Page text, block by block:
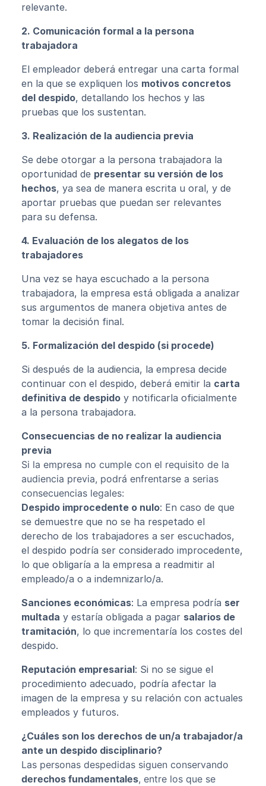
relevante.
2. Comunicación formal a la persona
trabajadora
El empleador deberá entregar una carta formal
en la que se expliquen los motivos concretos
del despido, detallando los hechos y las
pruebas que los sustentan.
3. Realización de la audiencia previa
Se debe otorgar a la persona trabajadora la
oportunidad de presentar su versión de los
hechos, ya sea de manera escrita u oral, y de
aportar pruebas que puedan ser relevantes
para su defensa.
4. Evaluación de los alegatos de los
trabajadores
Una vez se haya escuchado a la persona
trabajadora, la empresa está obligada a analizar
sus argumentos de manera objetiva antes de
tomar la decisión final.
5. Formalización del despido (si procede)
Si después de la audiencia, la empresa decide
continuar con el despido, deberá emitir la carta
definitiva de despido y notificarla oficialmente
a la persona trabajadora.
Consecuencias de no realizar la audiencia
previa
Si la empresa no cumple con el requisito de la
audiencia previa, podrá enfrentarse a serias
consecuencias legales:
Despido improcedente o nulo: En caso de que
se demuestre que no se ha respetado el
derecho de los trabajadores a ser escuchados,
el despido podría ser considerado improcedente,
lo que obligaría a la empresa a readmitir al
empleado/a o a indemnizarlo/a.
Sanciones económicas: La empresa podría ser
multada y estaría obligada a pagar salarios de
tramitación, lo que incrementaría los costes del
despido.
Reputación empresarial: Si no se sigue el
procedimiento adecuado, podría afectar la
imagen de la empresa y su relación con actuales
empleados y futuros.
¿Cuáles son los derechos de un/a trabajador/a
ante un despido disciplinario?
Las personas despedidas siguen conservando
derechos fundamentales, entre los que se